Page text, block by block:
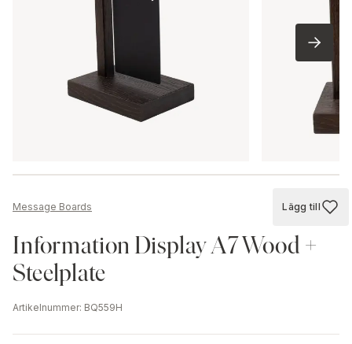
Message Boards Lägg till
Lägg till
Information Display A7 Wood +
Steelplate
Artikelnummer: BQ559H